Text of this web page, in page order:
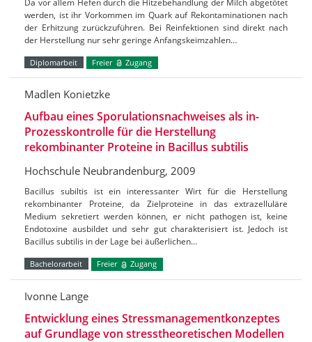
werden, ist ihr Vorkommen im Quark auf Rekontaminationen nach
der Erhitzung zurückzuführen. Bei Reinfektionen sind direkt nach
der Herstellung nur sehr geringe Anfangskeimzahlen…
Diplomarbeit Freier Zugang
Madlen Konietzke
Aufbau eines Sporulationsnachweises als in-
Prozesskontrolle für die Herstellung
rekombinanter Proteine in Bacillus subtilis
Hochschule Neubrandenburg, 2009
Bacillus subiltis ist ein interessanter Wirt für die Herstellung
rekombinanter Proteine, da Zielproteine in das extrazelluläre
Medium sekretiert werden können, er nicht pathogen ist, keine
Endotoxine ausbildet und sehr gut charakterisiert ist. Jedoch ist
Bacillus subtilis in der Lage bei äußerlichen…
Bachelorarbeit Freier Zugang
Ivonne Lange
Entwicklung eines Stressmanagementkonzeptes
auf Grundlage von stresstheoretischen Modellen